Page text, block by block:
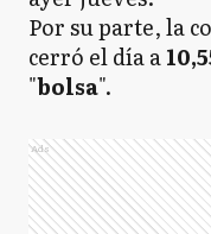
Por su parte, la
cerró el día a
"bolsa".
Ads